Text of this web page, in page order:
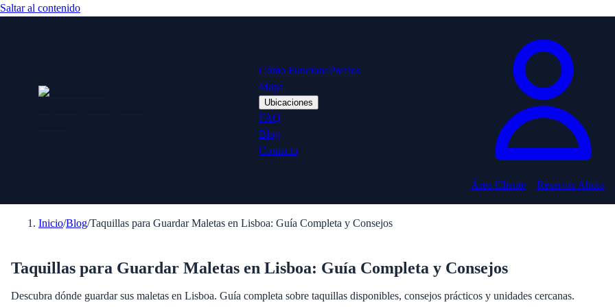
Saltar al contenido
Cómo FuncionaPrecios
Mapa
Ubicaciones
FAQ
Blog
Contacto
Área Cliente Reservar Ahora
Inicio/Blog/Taquillas para Guardar Maletas en Lisboa: Guía Completa y Consejos
Taquillas para Guardar Maletas en Lisboa: Guía Completa y Consejos
Descubra dónde guardar sus maletas en Lisboa. Guía completa sobre taquillas disponibles, consejos prácticos y unidades cercanas.